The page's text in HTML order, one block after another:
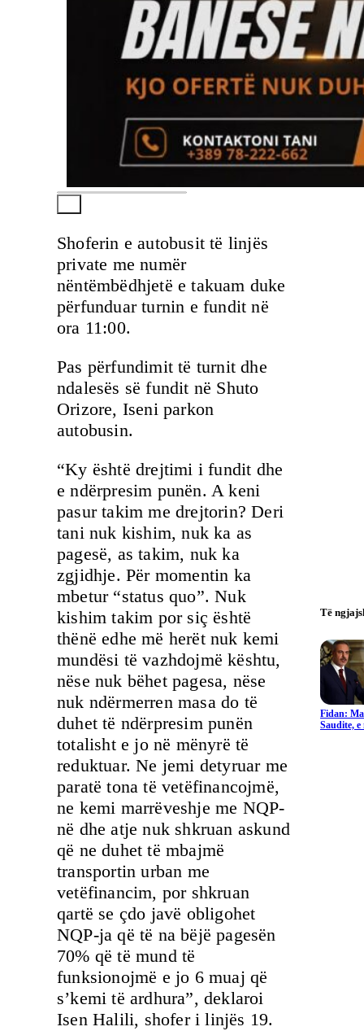
Shoferin e autobusit të linjës
private me numër
nëntëmbëdhjetë e takuam duke
përfunduar turnin e fundit në
ora 11:00.
Pas përfundimit të turnit dhe
ndalesës së fundit në Shuto
Orizore, Iseni parkon
autobusin.
“Ky është drejtimi i fundit dhe
e ndërpresim punën. A keni
pasur takim me drejtorin? Deri
tani nuk kishim, nuk ka as
pagesë, as takim, nuk ka
zgjidhje. Për momentin ka
mbetur “status quo”. Nuk
kishim takim por siç është
thënë edhe më herët nuk kemi
mundësi të vazhdojmë kështu,
nëse nuk bëhet pagesa, nëse
nuk ndërmerren masa do të
duhet të ndërpresim punën
totalisht e jo në mënyrë të
reduktuar. Ne jemi detyruar me
paratë tona të vetëfinancojmë,
ne kemi marrëveshje me NQP-
në dhe atje nuk shkruan askund
që ne duhet të mbajmë
transportin urban me
vetëfinancim, por shkruan
qartë se çdo javë obligohet
NQP-ja që të na bëjë pagesën
70% që të mund të
funksionojmë e jo 6 muaj që
s’kemi të ardhura”, deklaroi
Isen Halili, shofer i linjës 19.
Të
Fidan:
Saudite,